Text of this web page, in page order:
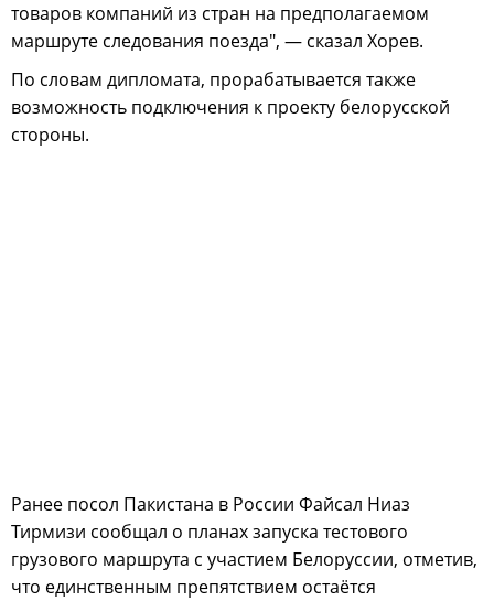
товаров компаний из стран на предполагаемом
маршруте следования поезда", — сказал Хорев.
По словам дипломата, прорабатывается также
возможность подключения к проекту белорусской
стороны.
Ранее посол Пакистана в России Файсал Ниаз
Тирмизи сообщал о планах запуска тестового
грузового маршрута с участием Белоруссии, отметив,
что единственным препятствием остаётся